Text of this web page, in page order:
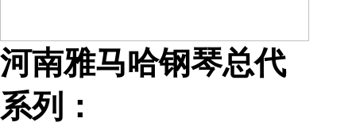
河南雅马哈钢琴总代
系列：